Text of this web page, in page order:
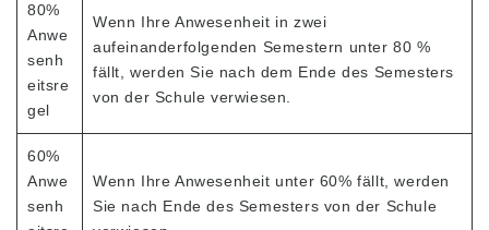
80%
Anwe
senh
eitsre
gel
Wenn Ihre Anwesenheit in zwei
aufeinanderfolgenden Semestern unter 80 %
fällt, werden Sie nach dem Ende des Semesters
von der Schule verwiesen.
60%
Anwe
senh
Wenn Ihre Anwesenheit unter 60% fällt, werden
Sie nach Ende des Semesters von der Schule